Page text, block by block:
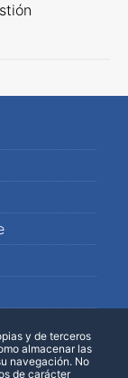
y de terceros
almacenar las
navegación. No
de carácter